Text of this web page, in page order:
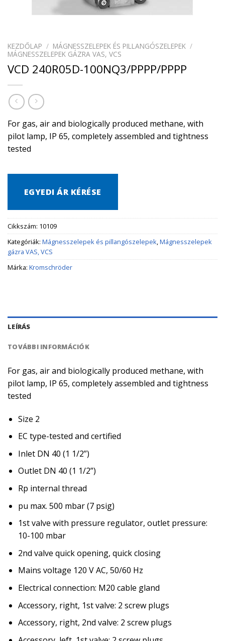
KEZDŐLAP / MÁGNESSZELEPEK ÉS PILLANGÓSZELEPEK /
MÁGNESSZELEPEK GÁZRA VAS, VCS
VCD 240R05D-100NQ3/PPPP/PPPP
For gas, air and biologically produced methane, with
pilot lamp, IP 65, completely assembled and tightness
tested
EGYEDI ÁR KÉRÉSE
Cikkszám: 10109
Kategóriák: Mágnesszelepek és pillangószelepek,Mágnesszelepek
gázra VAS, VCS
Márka: Kromschröder
LEÍRÁS
TOVÁBBI INFORMÁCIÓK
For gas, air and biologically produced methane, with
pilot lamp, IP 65, completely assembled and tightness
tested
Size 2
EC type-tested and certified
Inlet DN 40 (1 1/2”)
Outlet DN 40 (1 1/2”)
Rp internal thread
pu max. 500 mbar (7 psig)
1st valve with pressure regulator, outlet pressure:
10-100 mbar
2nd valve quick opening, quick closing
Mains voltage 120 V AC, 50/60 Hz
Electrical connection: M20 cable gland
Accessory, right, 1st valve: 2 screw plugs
Accessory, right, 2nd valve: 2 screw plugs